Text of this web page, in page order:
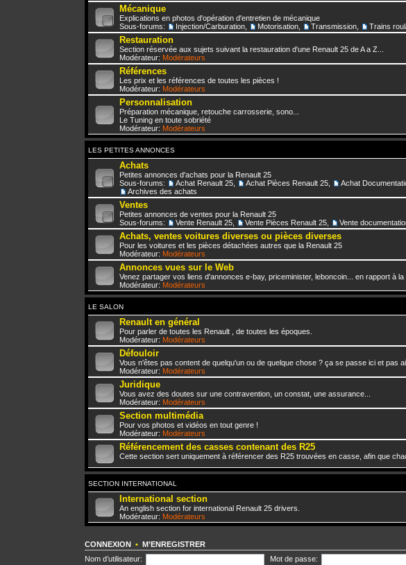
Mécanique
Explications en photos d'opération d'entretien de mécanique
Sous-forums:
Injection/Carburation Motorisation Transmission Trains
Restauration
Section réservée aux sujets suivant la restauration d'une Renault 25 de A a Z...
Modérateur: Modérateurs
Références
Les prix et les références de toutes les pièces !
Modérateur: Modérateurs
Personnalisation
Préparation mécanique, retouche carrosserie, sono...
Le Tuning en toute sobriété
Modérateur: Modérateurs
LES PETITES ANNONCES
Achats
Petites annonces d'achats pour la Renault 25
Sous-forums:
Achat Renault 25 Achat Pièces Renault 25 Achat
Archives des achats
Ventes
Petites annonces de ventes pour la Renault 25
Sous-forums:
Vente Renault 25 Vente Pièces Renault 25 Vente
Achats, ventes voitures diverses ou pièces diverses
Pour les voitures et les pièces détachées autres que la Renault 25
Modérateur: Modérateurs
Annonces vues sur le Web
Venez partager vos liens d'annonces e-bay, priceminister, leboncoin... en rapport à la
Modérateur: Modérateurs
LE SALON
Renault en général
Pour parler de toutes les Renault , de toutes les époques.
Modérateur: Modérateurs
Défouloir
Vous n'êtes pas content de quelqu'un ou de quelque chose ? ça se passe ici et pas
Modérateur: Modérateurs
Juridique
Vous avez des doutes sur une contravention, un constat, une assurance...
Modérateur: Modérateurs
Section multimédia
Pour vos photos et vidéos en tout genre !
Modérateur: Modérateurs
Référencement des casses contenant des R25
Cette section sert uniquement à référencer des R25 trouvées en casse, afin que
SECTION INTERNATIONAL
International section
An english section for international Renault 25 drivers.
Modérateur: Modérateurs
CONNEXION • M’ENREGISTRER
Nom d’utilisateur:
Mot de passe: